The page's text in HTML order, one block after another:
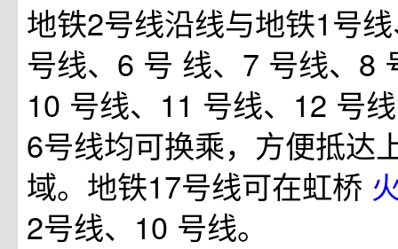
地铁2号线沿线与地铁1号
号线、6 号 线、7 号线、8
10 号线、11 号线、12 号
6号线均可换乘，方便抵达
域。地铁17号线可在虹桥
2号线、10 号线。